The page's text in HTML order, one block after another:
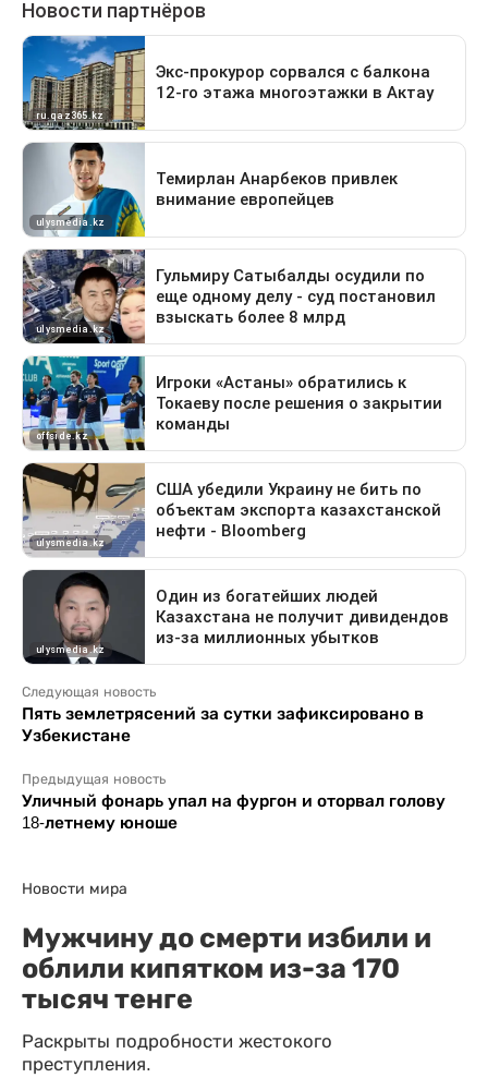
Следующая новость
Пять землетрясений за сутки зафиксировано в
Узбекистане
Предыдущая новость
Уличный фонарь упал на фургон и оторвал голову
18-летнему юноше
Новости мира
Мужчину до смерти избили и
облили кипятком из-за 170
тысяч тенге
Раскрыты подробности жестокого
преступления.